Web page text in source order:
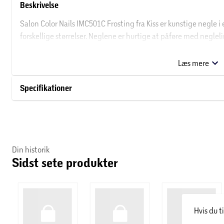
Beskrivelse
Salon Color Nails IMC501C Frosting fra Kiss er kunstige
forskellige størrelser. Neglene er hurtige at påføre med
Kiss er en amerikansk producent af skønhedsprodukter, der
Læs mere
Specifikationer
Din historik
Sidst sete produkter
Hvis du